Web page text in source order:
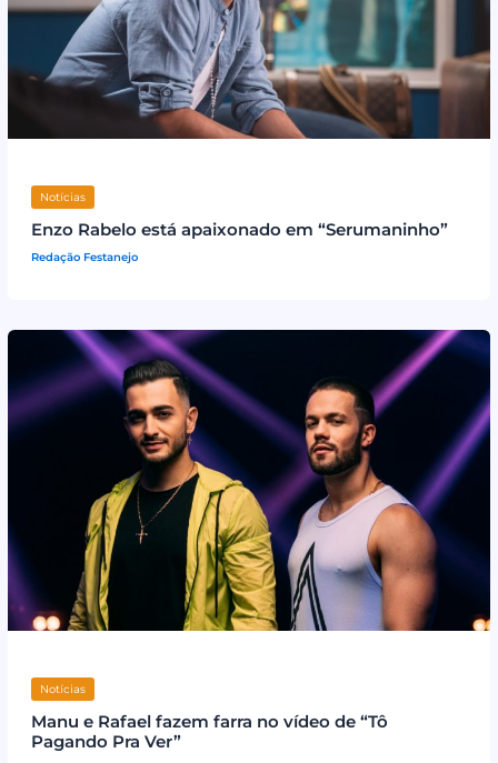
Notícias
Enzo Rabelo está apaixonado em “Serumaninho”
Redação Festanejo
Notícias
Manu e Rafael fazem farra no vídeo de “Tô
Pagando Pra Ver”